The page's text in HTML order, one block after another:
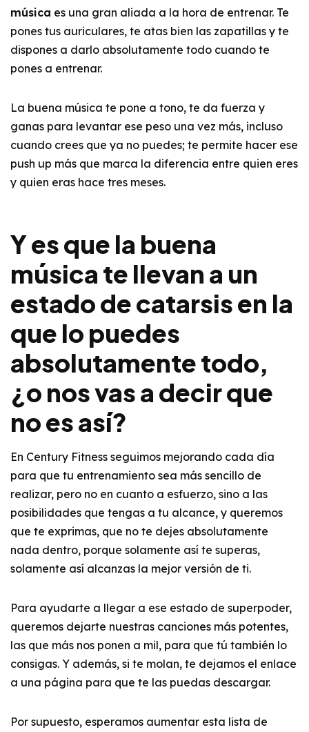
música es una gran aliada a la hora de entrenar. Te
pones tus auriculares, te atas bien las zapatillas y te
dispones a darlo absolutamente todo cuando te
pones a entrenar.
La buena música te pone a tono, te da fuerza y
ganas para levantar ese peso una vez más, incluso
cuando crees que ya no puedes; te permite hacer ese
push up más que marca la diferencia entre quien eres
y quien eras hace tres meses.
Y es que la buena
música te llevan a un
estado de catarsis en la
que lo puedes
absolutamente todo,
¿o nos vas a decir que
no es así?
En Century Fitness seguimos mejorando cada día
para que tu entrenamiento sea más sencillo de
realizar, pero no en cuanto a esfuerzo, sino a las
posibilidades que tengas a tu alcance, y queremos
que te exprimas, que no te dejes absolutamente
nada dentro, porque solamente así te superas,
solamente así alcanzas la mejor versión de ti.
Para ayudarte a llegar a ese estado de superpoder,
queremos dejarte nuestras canciones más potentes,
las que más nos ponen a mil, para que tú también lo
consigas. Y además, si te molan, te dejamos el enlace
a una página para que te las puedas descargar.
Por supuesto, esperamos aumentar esta lista de